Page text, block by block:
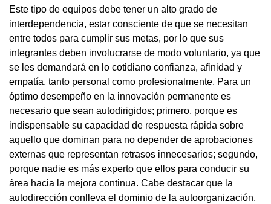
Este tipo de equipos debe tener un alto grado de
interdependencia, estar consciente de que se necesitan
entre todos para cumplir sus metas, por lo que sus
integrantes deben involucrarse de modo voluntario, ya que
se les demandará en lo cotidiano confianza, afinidad y
empatía, tanto personal como profesionalmente. Para un
óptimo desempeño en la innovación permanente es
necesario que sean autodirigidos; primero, porque es
indispensable su capacidad de respuesta rápida sobre
aquello que dominan para no depender de aprobaciones
externas que representan retrasos innecesarios; segundo,
porque nadie es más experto que ellos para conducir su
área hacia la mejora continua. Cabe destacar que la
autodirección conlleva el dominio de la autoorganización,